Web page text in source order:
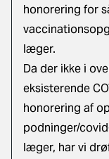
honorering for
læger.
Da der ikke i
eksisterende
honorering af
podninger/
læger, har vi